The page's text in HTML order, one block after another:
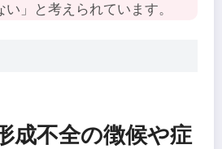
」と考えられています。
成不全の徴候や症